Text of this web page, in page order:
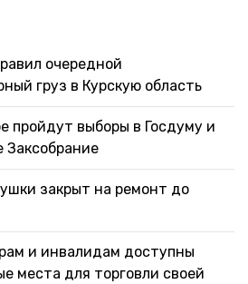
очередной
груз в Курскую область
пройдут выборы в Госдуму и
Заксобрание
закрыт на ремонт до
и инвалидам доступны
места для торговли своей